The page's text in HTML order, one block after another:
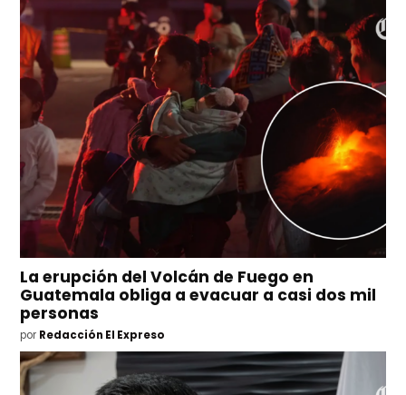
La erupción del Volcán de Fuego en
Guatemala obliga a evacuar a casi dos mil
personas
por Redacción El Expreso